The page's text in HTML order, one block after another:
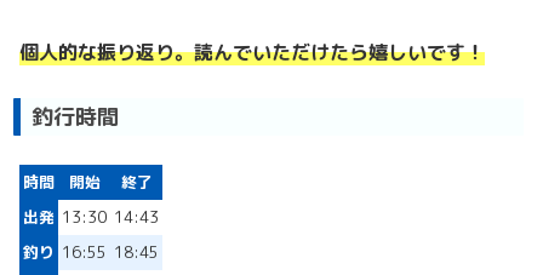
個人的な振り返り。読んでいただけたら嬉しいです！
釣行時間
時間 開始
終了
出発 13:30 14:43
釣り 16:55 18:45